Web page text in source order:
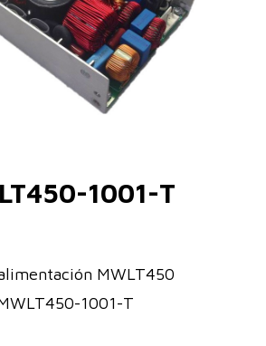
1001-T
MWLT450
1001-T